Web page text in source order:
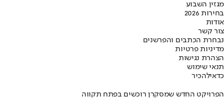
מגזין השבוע
בחירות 2026
אודות
צור קשר
נבחרת הכתבים והפרשנים
מדיניות פרטיות
הצהרת נגישות
תנאי שימוש
כדאילהכיר
הפרויקט החדש שמסקרן רוכשים בפתח תקווה